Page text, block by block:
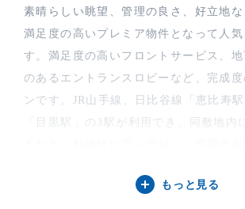
素晴らしい眺望、管理の良さ、好立地
満足度の高いプレミア物件となって人気
す。満足度の高いフロントサービス、
のあるエントランスロビーなど、完成度
ンです。JR山手線、日比谷線「恵比寿
「目黒駅」の3駅が利用でき、同敷地内
が融合した都心の格好の場を提供してい
もっと見る